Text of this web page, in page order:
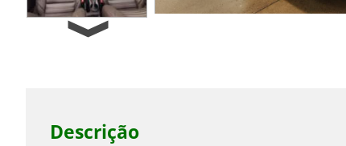
Next
Descrição